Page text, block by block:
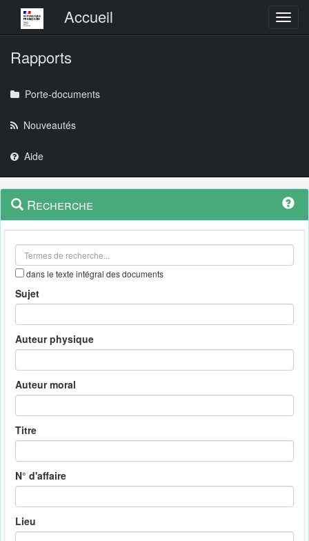
Menu principalAccueil
Rapports
Porte-documents
Nouveautés
Aide
Navigation
outils
Menu
contextuel
Recherche
dans le texte intégral des documents
Sujet
Auteur physique
Auteur moral
Titre
N° d'affaire
Lieu